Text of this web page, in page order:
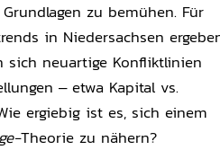
zu bemühen. Für
in Niedersachsen
sich neuartige Konfliktlinien
– etwa Kapital vs.
ergiebig ist es, sich einem
Theorie zu nähern?